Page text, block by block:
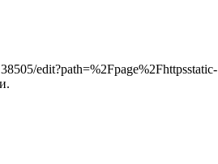
edit?path=%2Fpage%2Fhttpsstatic-